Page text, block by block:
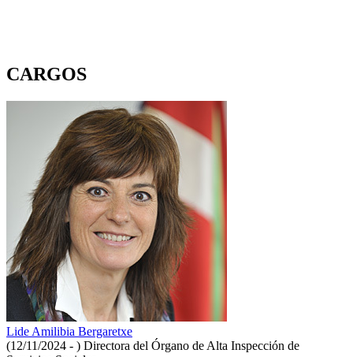
CARGOS
Lide Amilibia Bergaretxe
(12/11/2024 - ) Directora del Órgano de Alta Inspección de